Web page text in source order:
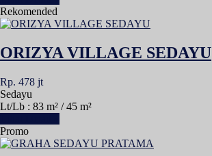
Rekomended
ORIZYA VILLAGE SEDAYU
Rp. 478 jt
Sedayu
Lt/Lb : 83 m² / 45 m²
Promo